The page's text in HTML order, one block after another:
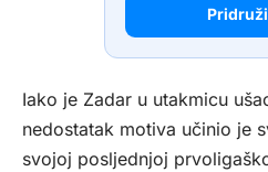
Iako je Zadar u utakmicu
nedostatak motiva učinio je
svojoj posljednjoj